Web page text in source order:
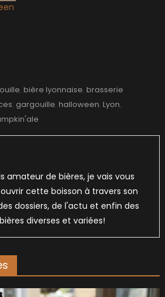
, bière lyonnaise, brasserie
, gargouille, halloween, Lyon,
amateur de bières, je vais vous
cette boisson à travers son
dossiers, de l'actu et enfin des
diverses et variées!